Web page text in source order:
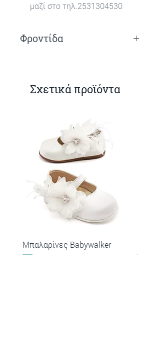
μαζί στο τηλ.2531304530
Φροντίδα
Σχετικά προϊόντα
Μπαλαρίνες Babywalker